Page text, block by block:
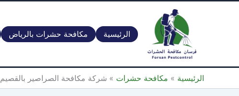
الرئيسية مكافحة حشرات بالرياض
الرئيسية » مكافحة حشرات » شركة مكافحة الصراصير بالقصيم 0560387770 – فرسان المسابح